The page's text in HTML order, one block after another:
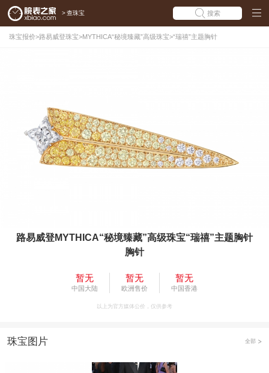
> 查珠宝 搜索
珠宝报价>路易威登珠宝>MYTHICA“秘境臻藏”高级珠宝>“瑞禧”主题胸针
路易威登MYTHICA“秘境臻藏”高级珠宝“瑞禧”主题胸针
胸针
暂无
中国大陆
暂无
欧洲售价
暂无
中国香港
以上为官方媒体公价，仅供参考
珠宝图片 全部